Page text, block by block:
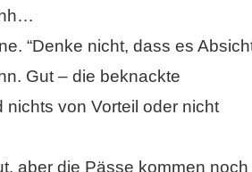
“Denke nicht, dass es
Gut – die beknackte
von Vorteil oder nicht
aber die Pässe kommen noch